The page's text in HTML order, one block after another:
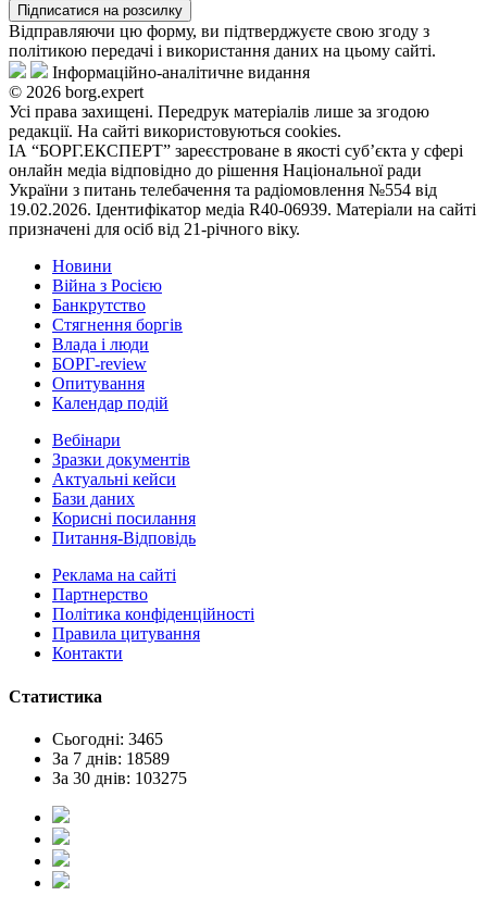
Підписатися на розсилку
Відправляючи цю форму, ви підтверджуєте свою згоду з
політикою передачі і використання даних на цьому сайті.
Інформаційно-аналітичне видання
© 2026 borg.expert
Усі права захищені. Передрук матеріалів лише за згодою
редакції. На сайті використовуються cookies.
ІА “БОРГ.ЕКСПЕРТ” зареєстроване в якості суб’єкта у сфері
онлайн медіа відповідно до рішення Національної ради
України з питань телебачення та радіомовлення №554 від
19.02.2026. Ідентифікатор медіа R40-06939. Матеріали на сайті
призначені для осіб від 21-річного віку.
Новини
Війна з Росією
Банкрутство
Стягнення боргiв
Влада i люди
БОРГ-review
Опитування
Календар подій
Вебінари
Зразки документів
Актуальні кейси
Бази даних
Корисні посилання
Питання-Відповідь
Реклама на сайтi
Партнерство
Політика конфіденційності
Правила цитування
Контакти
Статистика
Сьогодні: 3465
За 7 днів: 18589
За 30 днів: 103275